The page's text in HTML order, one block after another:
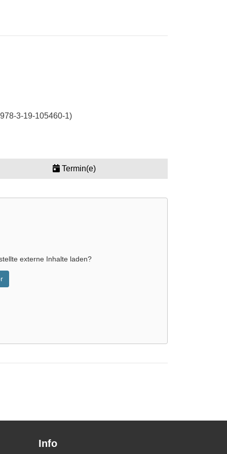
3-19-105460-1)
Termin(e)
externe Inhalte laden?
Info